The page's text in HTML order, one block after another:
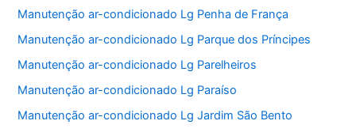
Manutenção ar-condicionado Lg Penha de França
Manutenção ar-condicionado Lg Parque dos Príncipes
Manutenção ar-condicionado Lg Parelheiros
Manutenção ar-condicionado Lg Paraíso
Manutenção ar-condicionado Lg Jardim São Bento